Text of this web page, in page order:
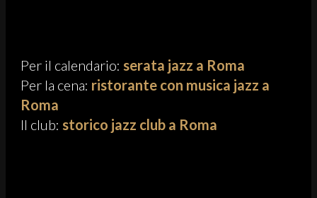
Per il calendario: serata jazz a Roma
Per la cena: ristorante con musica jazz a
Roma
Il club: storico jazz club a Roma